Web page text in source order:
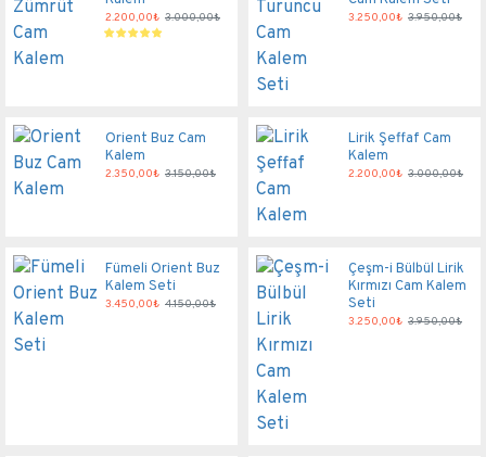
2.200,00₺ 3.000,00₺ 3.250,00₺ 3.950,00₺
Orient Buz Cam
Kalem
2.350,00₺ 3.150,00₺
Lirik Şeffaf Cam
Kalem
2.200,00₺ 3.000,00₺
Fümeli Orient Buz
Kalem Seti
3.450,00₺ 4.150,00₺
Çeşm-i Bülbül Lirik
Kırmızı Cam Kalem
Seti
3.250,00₺ 3.950,00₺